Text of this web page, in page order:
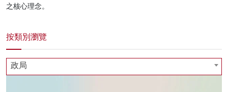
之核心理念。
按類別瀏覽
政局